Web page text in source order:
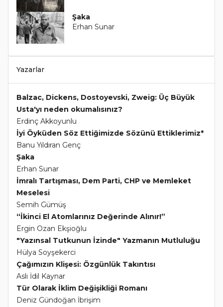
Şaka
Erhan Sunar
Yazarlar
Balzac, Dickens, Dostoyevski, Zweig: Üç Büyük
Usta'yı neden okumalısınız?
Erdinç Akkoyunlu
İyi Öyküden Söz Ettiğimizde Sözünü Ettiklerimiz*
Banu Yıldıran Genç
Şaka
Erhan Sunar
İmralı Tartışması, Dem Parti, CHP ve Memleket
Meselesi
Semih Gümüş
“İkinci El Atomlarınız Değerinde Alınır!”
Ergin Ozan Ekşioğlu
"Yazınsal Tutkunun İzinde" Yazmanın Mutluluğu
Hülya Soyşekerci
Çağımızın Klişesi: Özgünlük Takıntısı
Aslı İdil Kaynar
Tür Olarak İklim Değişikliği Romanı
Deniz Gündoğan İbrişim